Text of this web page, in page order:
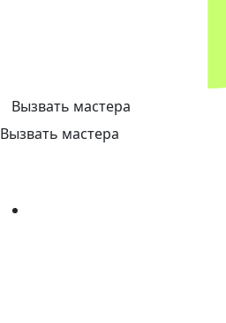
Вызвать мастера
Вызвать мастера